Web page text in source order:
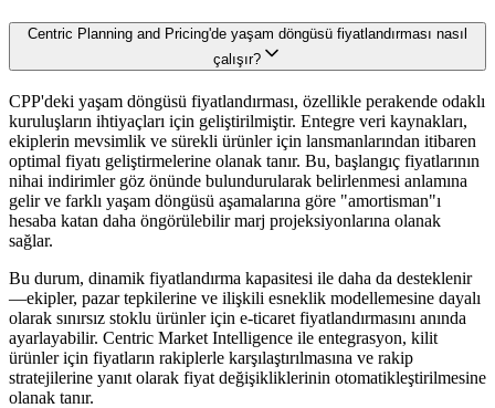
Centric Planning and Pricing'de yaşam döngüsü fiyatlandırması nasıl
çalışır?
CPP'deki yaşam döngüsü fiyatlandırması, özellikle perakende odaklı
kuruluşların ihtiyaçları için geliştirilmiştir. Entegre veri kaynakları,
ekiplerin mevsimlik ve sürekli ürünler için lansmanlarından itibaren
optimal fiyatı geliştirmelerine olanak tanır. Bu, başlangıç fiyatlarının
nihai indirimler göz önünde bulundurularak belirlenmesi anlamına
gelir ve farklı yaşam döngüsü aşamalarına göre "amortisman"ı
hesaba katan daha öngörülebilir marj projeksiyonlarına olanak
sağlar.
Bu durum, dinamik fiyatlandırma kapasitesi ile daha da desteklenir
—ekipler, pazar tepkilerine ve ilişkili esneklik modellemesine dayalı
olarak sınırsız stoklu ürünler için e-ticaret fiyatlandırmasını anında
ayarlayabilir. Centric Market Intelligence ile entegrasyon, kilit
ürünler için fiyatların rakiplerle karşılaştırılmasına ve rakip
stratejilerine yanıt olarak fiyat değişikliklerinin otomatikleştirilmesine
olanak tanır.